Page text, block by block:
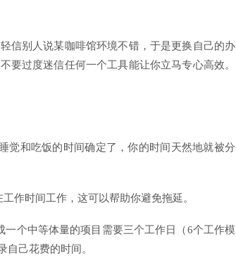
信别人说某咖啡馆环境不错，于是更换自己的办
要过度迷信任何一个工具能让你立马专心高效。
觉和吃饭的时间确定了，你的时间天然地就被分
作时间工作，这可以帮助你避免拖延。
个中等体量的项目需要三个工作日（6个工作模
己花费的时间。